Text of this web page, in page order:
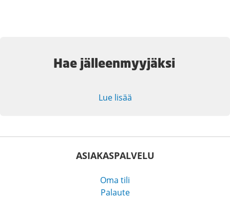
Hae jälleenmyyjäksi
Lue lisää
ASIAKASPALVELU
Oma tili
Palaute